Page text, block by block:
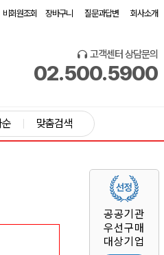
비회원조회 장바구니 질문과답변 회사소개
고객센터 상담문의
02.500.5900
공공기관
우선구매
대상기업
맞춤검색